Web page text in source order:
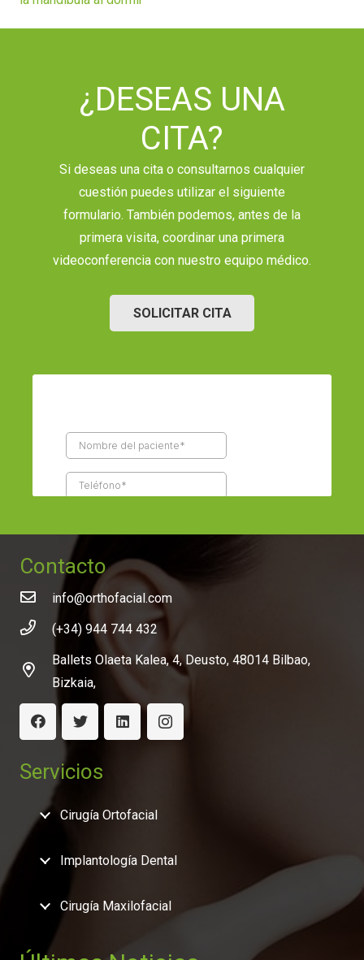
¿DESEAS UNA
CITA?
Si deseas una cita o consultarnos cualquier
cuestión puedes utilizar el siguiente
formulario. También podemos, antes de la
primera visita, coordinar una primera
videoconferencia con nuestro equipo médico.
SOLICITAR CITA
Contacto
info@orthofacial.com
(+34) 944 744 432
Ballets Olaeta Kalea, 4, Deusto, 48014 Bilbao,
Bizkaia,
Servicios
Cirugía Ortofacial
Implantología Dental
Cirugía Maxilofacial